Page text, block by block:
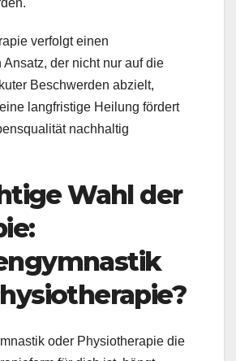
verfolgt einen
der nicht nur auf die
Beschwerden abzielt,
langfristige Heilung fördert
nachhaltig
Wahl der
oder Physiotherapie die